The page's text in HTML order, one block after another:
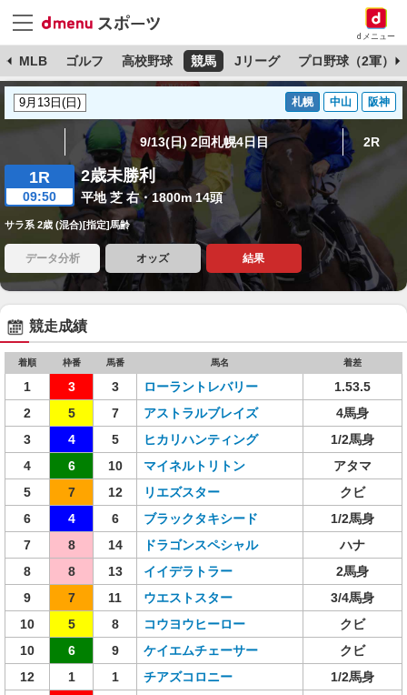
dメニュー
MLB ゴルフ 高校野球 競馬 Jリーグ プロ野球（2軍）
札幌 中山 阪神
9/13(日) 2回札幌4日目 2R
1R
09:50
2歳未勝利
平地 芝 右・1800m 14頭
サラ系 2歳 (混合)[指定]馬齢
データ分析 オッズ 結果
競走成績
着順 枠番 馬番 馬名 着差
1 3 3 ローラントレバリー
1.53.5
2
5 7 アストラルブレイズ
4馬身
3
4 5 ヒカリハンティング
1/2馬身
4
6 10 マイネルトリトン
アタマ
5
7 12 リエズスター
クビ
6
4 6 ブラックタキシード
1/2馬身
7
8 14 ドラゴンスペシャル
ハナ
8
8 13 イイデラトラー
2馬身
9
7 11 ウエストスター
3/4馬身
10
5 8 コウヨウヒーロー
クビ
10
6 9 ケイエムチェーサー
クビ
12
1 1 チアズコロニー
1/2馬身